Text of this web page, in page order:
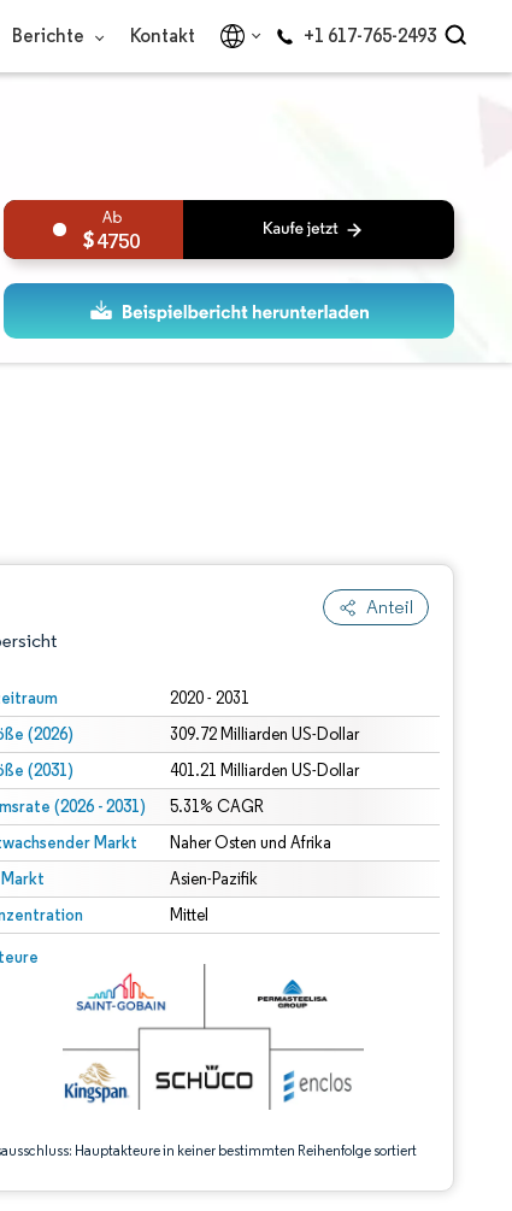
Berichte Kontakt +1 617-765-2493
4750
Anteil
2020 - 2031
(2026) 309.72 Milliarden US-Dollar
(2031) 401.21 Milliarden US-Dollar
(2026 - 2031) 5.31% CAGR
Markt Naher Osten und Afrika
Asien-Pazifik
Mittel
Hauptakteure in keiner bestimmten Reihenfolge sortiert
Intelligence. Wiederverwendung erfordert Namensnennung gemäß CC BY 4.0.
gemäß CC BY 4.0.